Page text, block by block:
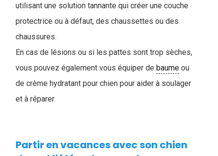
utilisant une solution tannante qui créer une couche
protectrice ou à défaut, des chaussettes ou des
chaussures.
En cas de lésions ou si les pattes sont trop sèches,
vous pouvez également vous équiper de baume ou
de crème hydratant pour chien pour aider à soulager
et à réparer.
Partir en vacances avec son chien